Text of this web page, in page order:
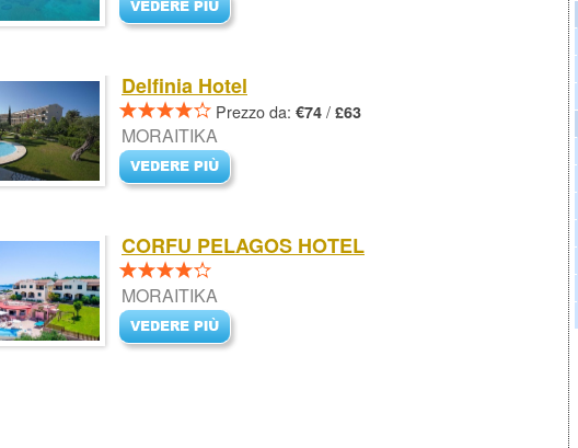
Delfinia Hotel
Prezzo da: €74 / £63
MORAITIKA
CORFU PELAGOS HOTEL
MORAITIKA